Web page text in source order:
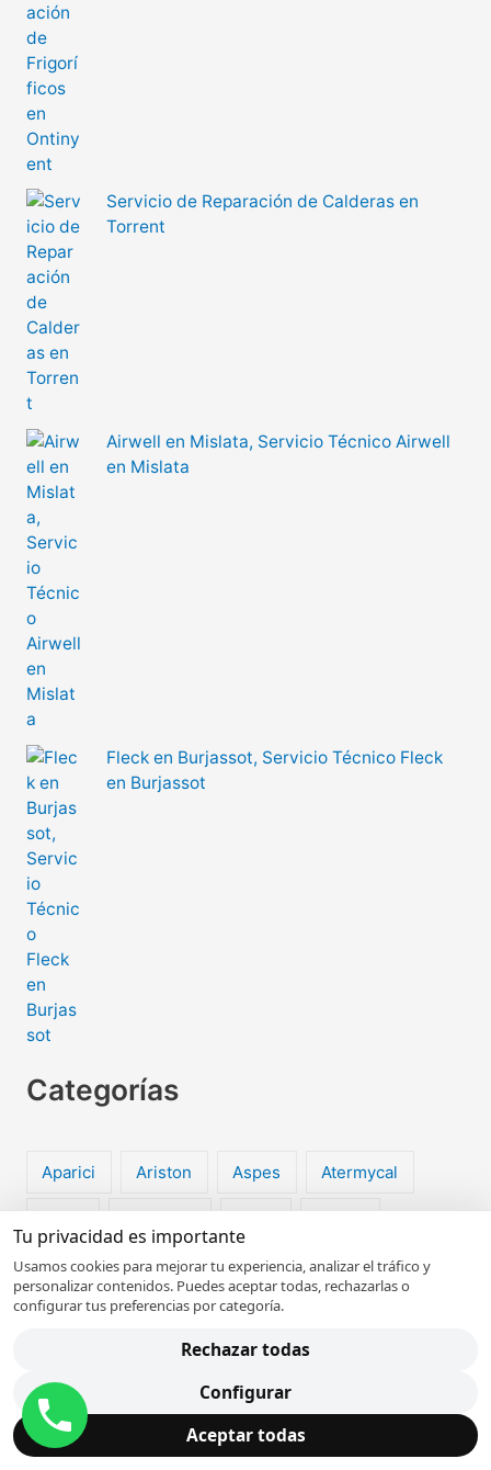
Servicio de Reparación de Calderas en
Torrent
Airwell en Mislata, Servicio Técnico Airwell
en Mislata
Fleck en Burjassot, Servicio Técnico Fleck
en Burjassot
Categorías
Aparici Ariston Aspes Atermycal
Candy Cata Daewoo De-Dietrich
Edesa Electrodomésticos
Electrolux Fagor Ferroli
Tu privacidad es importante
Usamos cookies para mejorar tu experiencia, analizar el tráfico y
personalizar contenidos. Puedes aceptar todas, rechazarlas o
configurar tus preferencias por categoría.
Rechazar todas
Configurar
Aceptar todas